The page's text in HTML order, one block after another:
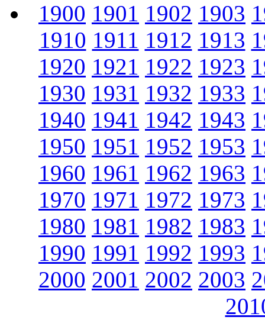
1900 1901 1902 1903
1910 1911 1912 1913
1920 1921 1922 1923
1930 1931 1932 1933
1940 1941 1942 1943
1950 1951 1952 1953
1960 1961 1962 1963
1970 1971 1972 1973
1980 1981 1982 1983
1990 1991 1992 1993
2000 2001 2002 2003